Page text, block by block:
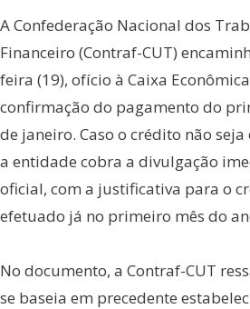
A Confederação Nacional dos
Financeiro (Contraf-CUT)
feira (19), ofício à Caixa
confirmação do pagamento do
de janeiro. Caso o crédito não
a entidade cobra a divulgação
oficial, com a justificativa para o
efetuado já no primeiro mês do
No documento, a Contraf-CUT
se baseia em precedente